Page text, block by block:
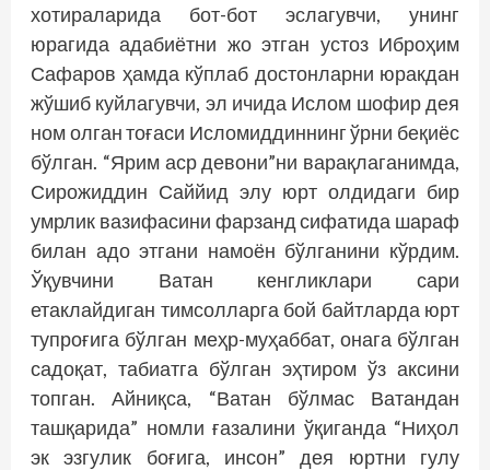
хотираларида бот-бот эслагувчи, унинг
юрагида адабиётни жо этган устоз Иброҳим
Сафаров ҳамда кўплаб достонларни юракдан
жўшиб куйлагувчи, эл ичида Ислом шофир дея
ном олган тоғаси Исломиддиннинг ўрни беқиёс
бўлган. “Ярим аср девони”ни варақлаганимда,
Сирожиддин Саййид элу юрт олдидаги бир
умрлик вазифасини фарзанд сифатида шараф
билан адо этгани намоён бўлганини кўрдим.
Ўқувчини Ватан кенгликлари сари
етаклайдиган тимсолларга бой байтларда юрт
тупроғига бўлган меҳр-муҳаббат, онага бўлган
садоқат, табиатга бўлган эҳтиром ўз аксини
топган. Айниқса, “Ватан бўлмас Ватандан
ташқарида” номли ғазалини ўқиганда “Ниҳол
эк эзгулик боғига, инсон” дея юртни гулу